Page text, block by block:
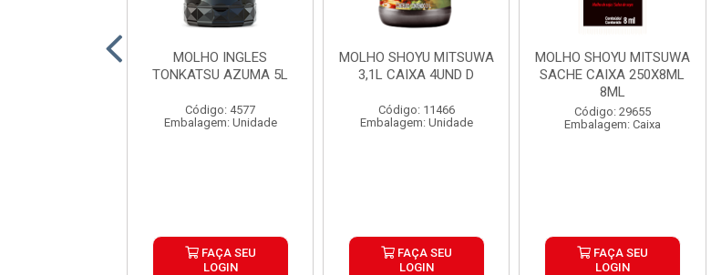
MOLHO INGLES
TONKATSU AZUMA 5L
Código: 4577
Embalagem: Unidade
FAÇA SEU
LOGIN
MOLHO SHOYU MITSUWA
3,1L CAIXA 4UND D
Código: 11466
Embalagem: Unidade
FAÇA SEU
LOGIN
MOLHO SHOYU MITSUWA
SACHE CAIXA 250X8ML
8ML
Código: 29655
Embalagem: Caixa
FAÇA SEU
LOGIN